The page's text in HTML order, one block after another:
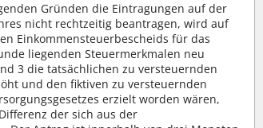
Gründen die Eintragungen auf der
nicht rechtzeitig beantragen, wird auf
Einkommensteuerbescheids für das
liegenden Steuermerkmalen neu
3 die tatsächlichen zu versteuernden
und den fiktiven zu versteuernden
erzielt worden wären,
der sich aus der